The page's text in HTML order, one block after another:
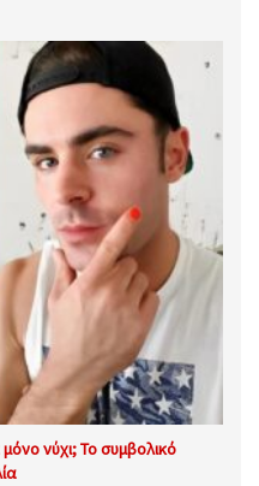
νύχι; Το συμβολικό